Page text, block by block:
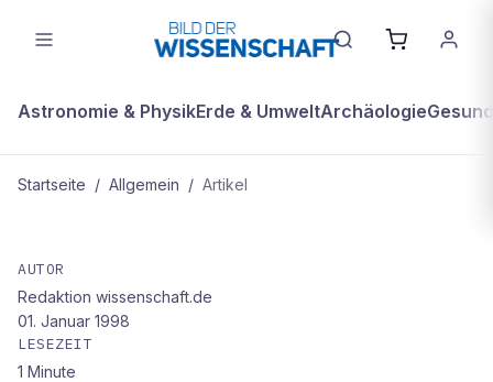
Astronomie & PhysikErde & UmweltArchäologie
Startseite / Allgemein / Artikel
Affen tricksen Wilderer aus
AUTOR
Redaktion wissenschaft.de
01. Januar 1998
LESEZEIT
1 Minute